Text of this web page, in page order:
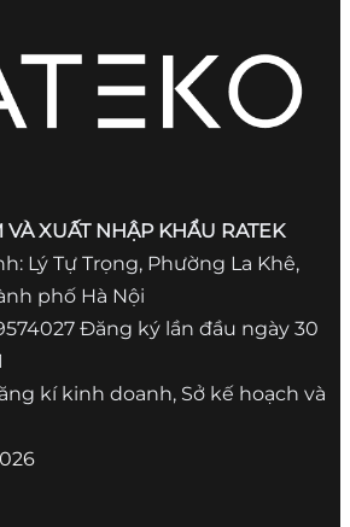
VÀ XUẤT NHẬP KHẨU RATEK
Lý Tự Trọng, Phường La Khê,
phố Hà Nội
Đăng ký lần đầu ngày 30
kí kinh doanh, Sở kế hoạch và